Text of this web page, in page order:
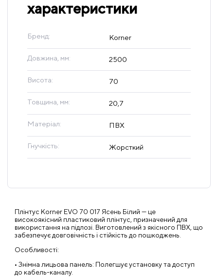
характеристики
Бренд: Korner
Довжина, мм: 2500
Висота: 70
Товщина, мм: 20,7
Матеріал: ПВХ
Гнучкість: Жорсткий
Плінтус Korner EVO 70 017 Ясень Білий — це
високоякісний пластиковий плінтус, призначений для
використання на підлозі. Виготовлений з якісного ПВХ, що
забезпечує довговічність і стійкість до пошкоджень.
Особливості:
• Знімна лицьова панель: Полегшує установку та доступ
до кабель-каналу.